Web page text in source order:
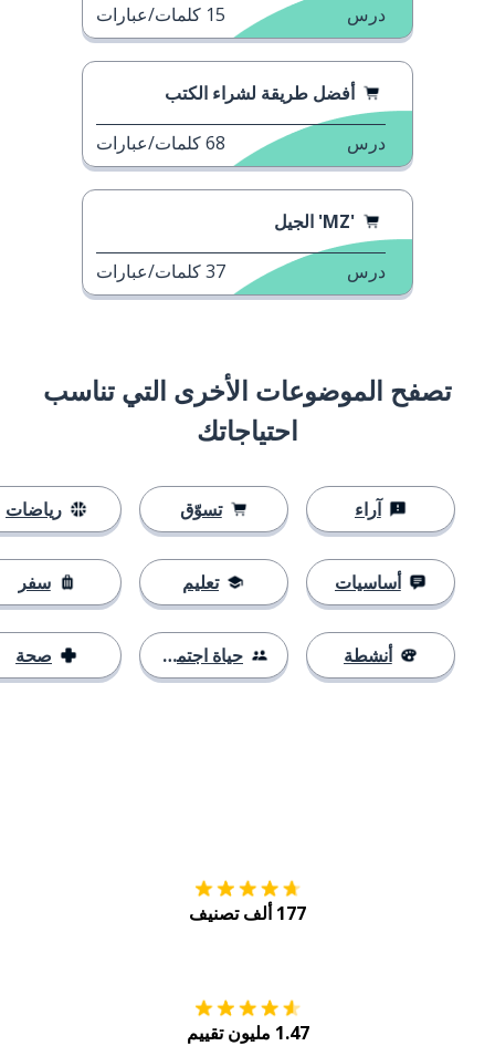
درس 15 كلمات/عبارات
أفضل طريقة لشراء الكتب
درس 68كلمات/عبارات
'MZ' الجيل
درس 37كلمات/عبارات
تصفح الموضوعات الأخرى التي تناسب
احتياجاتك
آراء
أساسيات
أنشطة
تسوّق
تعليم
حياة اجتماعية
رياضات
سفر
صحة
177 ألف تصنيف
1.47 مليون تقييم